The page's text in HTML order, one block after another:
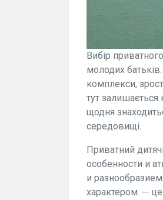
Вибір
молодих
комплекси,
тут залишається
щодня
середовищі.
Приватний
особенности и
и
характером. --